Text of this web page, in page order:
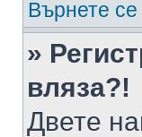
Върнете се
»
вляза?!
Двете